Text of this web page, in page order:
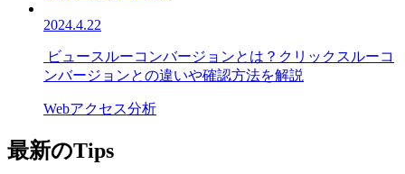
2024.4.22
ビュースルーコンバージョンとは？クリックスルーコ
ンバージョンとの違いや確認方法を解説
Webアクセス分析
最新のTips